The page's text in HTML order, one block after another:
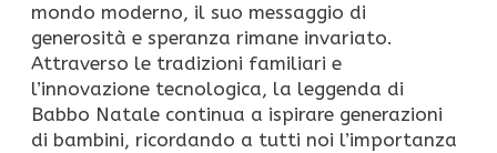
mondo moderno, il suo messaggio di
generosità e speranza rimane invariato.
Attraverso le tradizioni familiari e
l’innovazione tecnologica, la leggenda di
Babbo Natale continua a ispirare generazioni
di bambini, ricordando a tutti noi l’importanza